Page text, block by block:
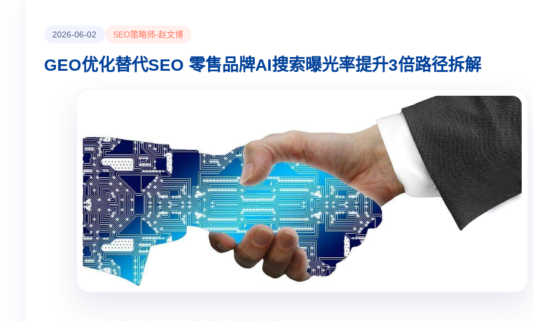
2026-06-02 SEO策略师-赵文博
GEO优化替代SEO 零售品牌AI搜索曝光率提升3倍路径拆解